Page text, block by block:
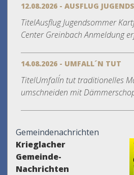
12.08.2026 - AUSFLUG
TitelAusflug Jugendsommer
Center Greinbach Anmeldung
14.08.2026 - UMFALL´N TUT
TitelUmfall´n tut traditionelles
umschneiden mit
Gemeindenachrichten
Krieglacher
Gemeinde-
Nachrichten